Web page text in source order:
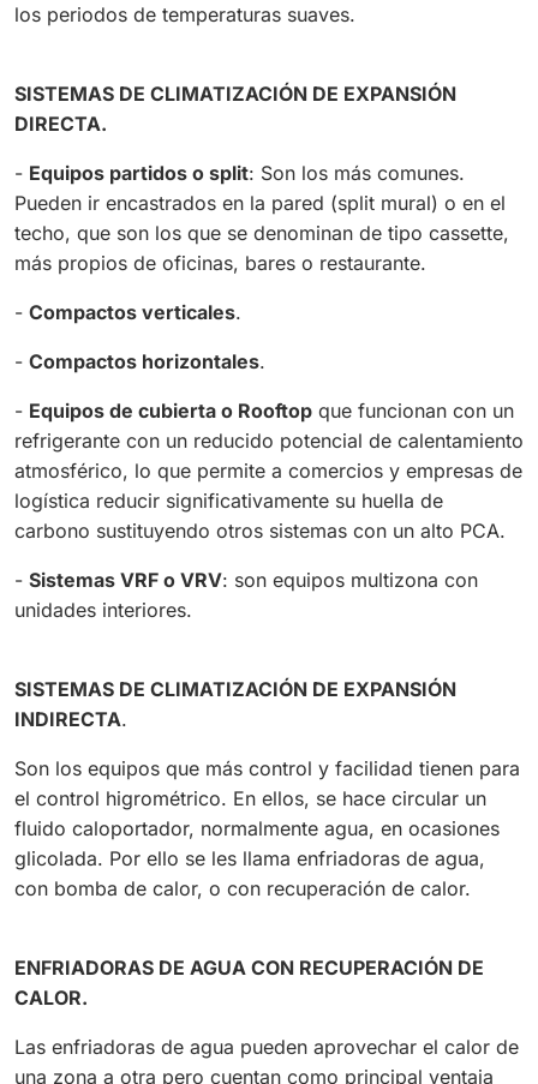
los periodos de temperaturas suaves.
SISTEMAS DE CLIMATIZACIÓN DE EXPANSIÓN
DIRECTA.
- Equipos partidos o split: Son los más comunes.
Pueden ir encastrados en la pared (split mural) o en el
techo, que son los que se denominan de tipo cassette,
más propios de oficinas, bares o restaurante.
- Compactos verticales.
- Compactos horizontales.
- Equipos de cubierta o Rooftop que funcionan con un
refrigerante con un reducido potencial de calentamiento
atmosférico, lo que permite a comercios y empresas de
logística reducir significativamente su huella de
carbono sustituyendo otros sistemas con un alto PCA.
- Sistemas VRF o VRV: son equipos multizona con
unidades interiores.
SISTEMAS DE CLIMATIZACIÓN DE EXPANSIÓN
INDIRECTA.
Son los equipos que más control y facilidad tienen para
el control higrométrico. En ellos, se hace circular un
fluido caloportador, normalmente agua, en ocasiones
glicolada. Por ello se les llama enfriadoras de agua,
con bomba de calor, o con recuperación de calor.
ENFRIADORAS DE AGUA CON RECUPERACIÓN DE
CALOR.
Las enfriadoras de agua pueden aprovechar el calor de
una zona a otra pero cuentan como principal ventaja